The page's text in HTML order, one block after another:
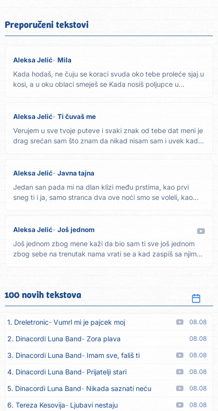
Preporučeni tekstovi
Aleksa Jelić Mila
Kada hodaš, ne čuju se koraci svuda oko tebe proleće sjaj u
kosi, a u oku oblaci smeješ se Kada nosiš poljupce u...
Aleksa Jelić Ti čuvaš me
Verujem u sve tvoje puteve i svaki znak od tebe dat meni je
drag srećan sam što znam da nikad nisam sam i uvek kad
Aleksa Jelić Javna tajna
Jedan san pada mi na dlan klizi među prstima, kao prvi
sneg ti i ja, samo stranca dva ove noći smo se voleli, kao...
Aleksa Jelić Još jednom
Još jednom zbog mene kaži da bio sam ti sve još jednom
zbog sebe na trenutak nama vrati se a kad zaspiš sa njim
100 novih tekstova
1. Dreletronic Vumrl mi je pajcek moj 08.08
2. Dinacordi Luna Band Zora plava 08.08
3. Dinacordi Luna Band Imam sve, fališ ti 08.08
4. Dinacordi Luna Band Prijatelji stari 08.08
5. Dinacordi Luna Band Nikada saznati neću 08.08
6. Tereza Kesovija Ljubavi nestaju 08.08